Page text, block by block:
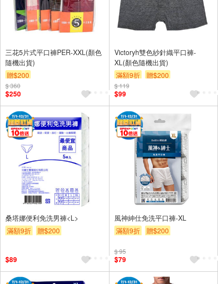
三花5片式平口褲PER-XXL(顏色
隨機出貨)
贈$200
$ 360
$250
Victoryh雙色紗針織平口褲-
XL(顏色隨機出貨)
滿額9折
贈$200
$ 119
$99
桑塔娜便利免洗男褲<L>
滿額9折
贈$200
$89
風神紳仕免洗平口褲-XL
滿額9折
贈$200
$ 95
$79